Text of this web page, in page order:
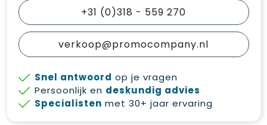
+31 (0)318 - 559 270
verkoop@promocompany.nl
Snel antwoord op je vragen
Persoonlijk en deskundig advies
Specialisten met 30+ jaar ervaring